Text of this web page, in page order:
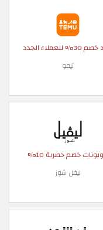
للعملاء الجدد
تيمو
خصم حصرية 10%
ليفل شوز